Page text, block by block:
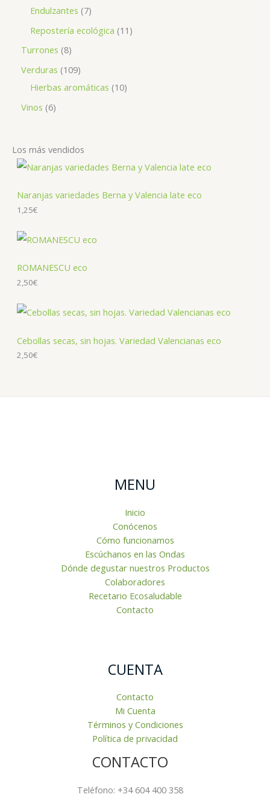
Endulzantes 7
Repostería ecológica 11
Turrones 8
Verduras 109
Hierbas aromáticas 10
Vinos 6
Los más vendidos
Naranjas variedades Berna y Valencia late eco
1,25€
ROMANESCU eco
2,50€
Cebollas secas, sin hojas. Variedad Valencianas eco
2,50€
MENU
Inicio
Conócenos
Cómo funcionamos
Escúchanos en las Ondas
Dónde degustar nuestros Productos
Colaboradores
Recetario Ecosaludable
Contacto
CUENTA
Contacto
Mi Cuenta
Términos y Condiciones
Política de privacidad
CONTACTO
Teléfono: +34 604 400 358